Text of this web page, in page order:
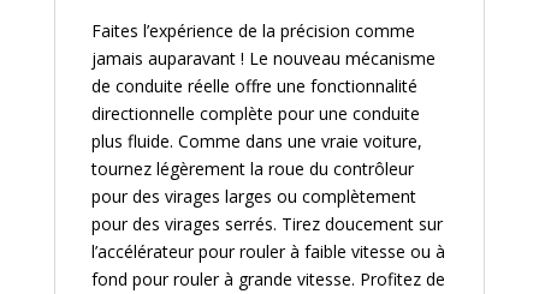
Faites l’expérience de la précision comme
jamais auparavant ! Le nouveau mécanisme
de conduite réelle offre une fonctionnalité
directionnelle complète pour une conduite
plus fluide. Comme dans une vraie voiture,
tournez légèrement la roue du contrôleur
pour des virages larges ou complètement
pour des virages serrés. Tirez doucement sur
l’accélérateur pour rouler à faible vitesse ou à
fond pour rouler à grande vitesse. Profitez de